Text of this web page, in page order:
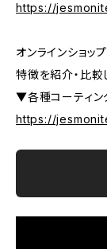
https://
オンラインショッ
特徴を紹介・比較
▼各種コーティン
https://